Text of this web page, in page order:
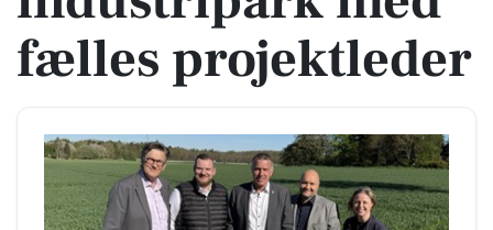
fælles projektleder